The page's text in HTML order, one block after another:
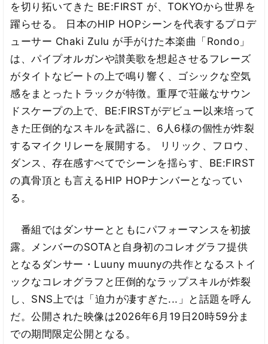
を切り拓いてきた BE:FIRST が、TOKYOから世界を
躍らせる。 日本のHIP HOPシーンを代表するプロデ
ューサー Chaki Zulu が手がけた本楽曲「Rondo」
は、パイプオルガンや讃美歌を想起させるフレーズ
がタイトなビートの上で鳴り響く、ゴシックな空気
感をまとったトラックが特徴。重厚で荘厳なサウン
ドスケープの上で、BE:FIRSTがデビュー以来培って
きた圧倒的なスキルを武器に、6人6様の個性が炸裂
するマイクリレーを展開する。 リリック、フロウ、
ダンス、存在感すべてでシーンを揺らす、BE:FIRST
の真骨頂とも言えるHIP HOPナンバーとなってい
る。
番組ではダンサーとともにパフォーマンスを初披
露。メンバーのSOTAと自身初のコレオグラフ提供
となるダンサー・Luuny muunyの共作となるストイ
ックなコレオグラフと圧倒的なラップスキルが炸裂
し、SNS上では「迫力が凄すぎた...」と話題を呼ん
だ。公開された映像は2026年6月19日20時59分ま
での期間限定公開となる。